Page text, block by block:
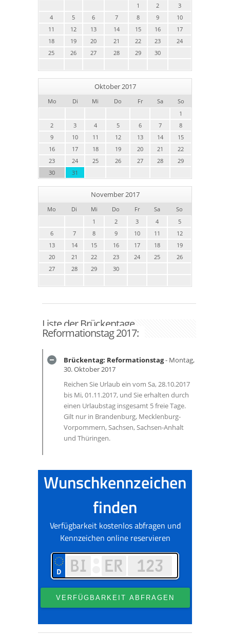
1
2
3
4
5 6 7 8 9
10
11
12 13 14 15 16
17
18
19 20 21 22 23
24
25
26 27 28 29 30
Oktober 2017
Mo Di Mi Do Fr Sa
So
1
2
3 4 5 6 7
8
9
10 11 12 13 14
15
16
17 18 19 20 21
22
23
24 25 26 27 28
29
30
31
November 2017
Mo Di Mi Do Fr Sa
So
1
2 3 4
5
6
7 8 9 10 11
12
13
14 15 16 17 18
19
20
21 22 23 24 25
26
27
28 29 30
Liste der Brückentage
Reformationstag 2017:
Brückentag: Reformationstag- Montag,
30. Oktober 2017
Reichen Sie Urlaub ein vom Sa, 28.10.2017
bis Mi, 01.11.2017, und Sie erhalten durch
einen Urlaubstag insgesamt 5 freie Tage.
Gilt nur in Brandenburg, Mecklenburg-
Vorpommern, Sachsen, Sachsen-Anhalt
und Thüringen.